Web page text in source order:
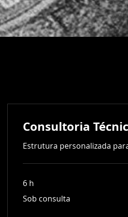
Consultoria
Estrutura personalizada
6 h
consulta
Sob consulta